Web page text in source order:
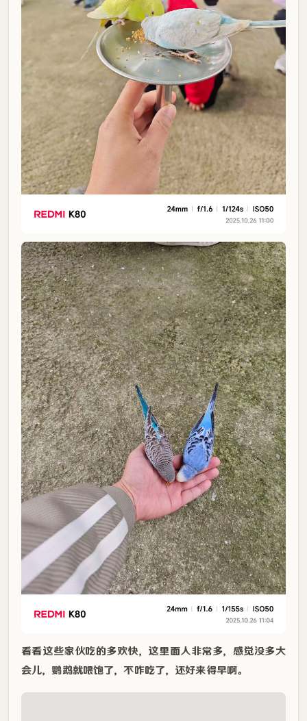
看看这些家伙吃的多欢快，这里面人非常多，感觉没多大
会儿，鹦鹉就喂饱了，不咋吃了，还好来得早啊。